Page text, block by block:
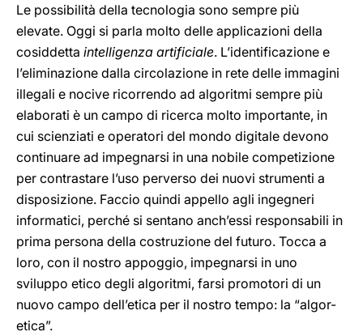
Le possibilità della tecnologia sono sempre più
elevate. Oggi si parla molto delle applicazioni della
cosiddetta intelligenza artificiale. L’identificazione e
l’eliminazione dalla circolazione in rete delle immagini
illegali e nocive ricorrendo ad algoritmi sempre più
elaborati è un campo di ricerca molto importante, in
cui scienziati e operatori del mondo digitale devono
continuare ad impegnarsi in una nobile competizione
per contrastare l’uso perverso dei nuovi strumenti a
disposizione. Faccio quindi appello agli ingegneri
informatici, perché si sentano anch’essi responsabili in
prima persona della costruzione del futuro. Tocca a
loro, con il nostro appoggio, impegnarsi in uno
sviluppo etico degli algoritmi, farsi promotori di un
nuovo campo dell’etica per il nostro tempo: la “algor-
etica”.